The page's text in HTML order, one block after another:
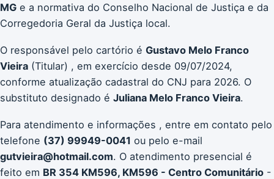
MG e a normativa do Conselho Nacional de Justiça e da
Corregedoria Geral da Justiça local.
O responsável pelo cartório é Gustavo Melo Franco
Vieira (Titular) , em exercício desde 09/07/2024,
conforme atualização cadastral do CNJ para 2026. O
substituto designado é Juliana Melo Franco Vieira.
Para atendimento e informações , entre em contato pelo
telefone (37) 99949-0041 ou pelo e-mail
gutvieira@hotmail.com. O atendimento presencial é
feito em BR 354 KM596, KM596 - Centro Comunitário -